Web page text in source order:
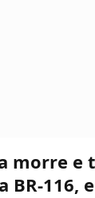
morre e
BR-116,